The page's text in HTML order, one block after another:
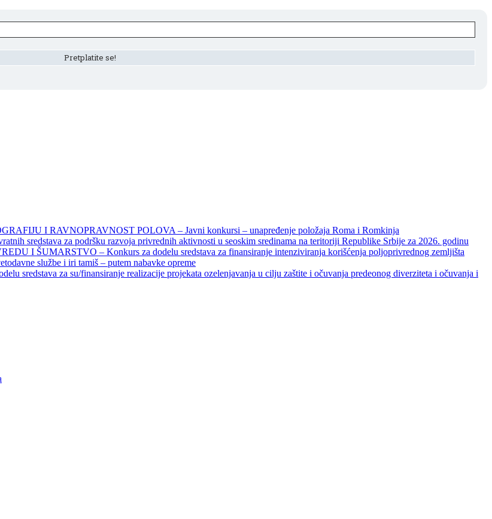
I RAVNOPRAVNOST POLOVA – Javni konkursi – unapređenje položaja Roma i Romkinja
sredstava za podršku razvoja privrednih aktivnosti u seoskim sredinama na teritoriji Republike Srbije za 2026. godinu
I ŠUMARSTVO – Konkurs za dodelu sredstava za finansiranje intenziviranja korišćenja poljoprivrednog zemljišta
službe i iri tamiš ‒ putem nabavke opreme
za su/finansiranje realizacije projekata ozelenjavanja u cilju zaštite i očuvanja predeonog diverziteta i očuvanja i